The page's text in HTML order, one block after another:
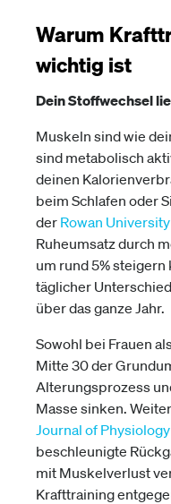
Warum
wichtig ist
Dein Stoffwechsel
Muskeln sind wie
sind metabolisch
deinen
beim Schlafen oder
der Rowan University
Ruheumsatz durch
um rund 5%
täglicher
über das ganze Jahr.
Sowohl bei Frauen
Mitte 30 der
Alterungsprozess
Masse sinken.
Journal of Physiology
beschleunigte
mit Muskelverlust
Krafttraining